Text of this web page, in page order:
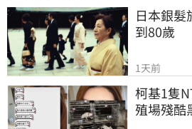
日本銀
到80歲
1天前
柯基1隻
殖場殘酷